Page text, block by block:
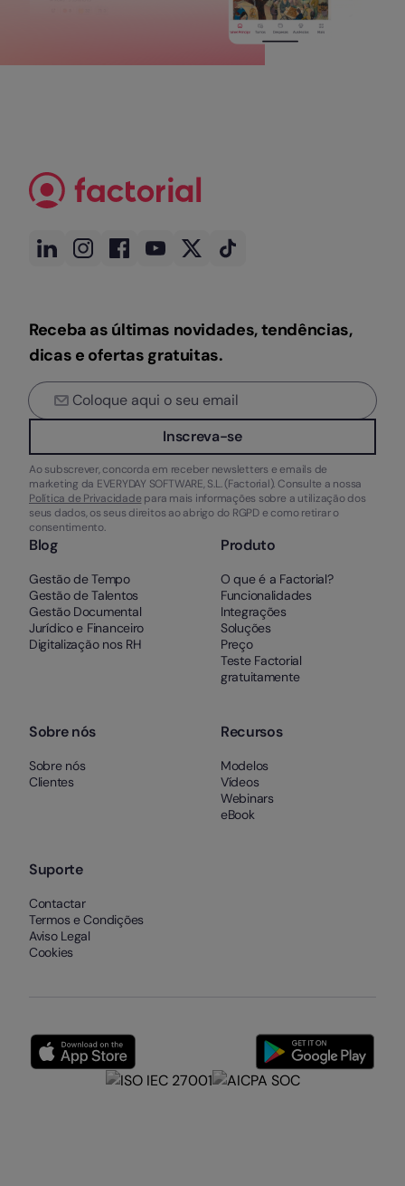
Receba as últimas novidades, tendências,
dicas e ofertas gratuitas.
Inscreva-se
Ao subscrever, concorda em receber newsletters e emails de
marketing da EVERYDAY SOFTWARE, S.L. (Factorial). Consulte a nossa
Política de Privacidade para mais informações sobre a utilização dos
seus dados, os seus direitos ao abrigo do RGPD e como retirar o
consentimento.
Blog
Gestão de Tempo
Gestão de Talentos
Gestão Documental
Jurídico e Financeiro
Digitalização nos RH
Produto
O que é a Factorial?
Funcionalidades
Integrações
Soluções
Preço
Teste Factorial
gratuitamente
Sobre nós
Sobre nós
Clientes
Recursos
Modelos
Vídeos
Webinars
eBook
Suporte
Contactar
Termos e Condições
Aviso Legal
Cookies